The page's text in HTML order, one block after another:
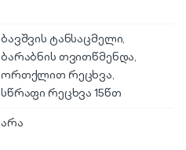
ბავშვის ტანსაცმელი,
ბარაბნის თვითწმენდა,
ორთქლით რეცხვა,
სწრაფი რეცხვა 15წთ
არა